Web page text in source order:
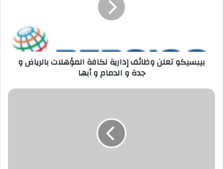
جدة
الدمام
أبها
بيبسيكو تعلن وظائف إدارية لكافة المؤهلات بالرياض و
جدة و الدمام و أبها
أمازون